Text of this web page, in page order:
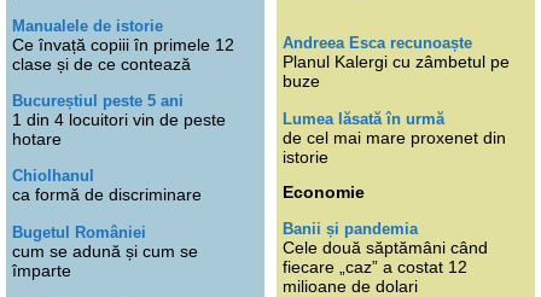
Manualele de istorie
Ce învață copiii în primele 12
clase și de ce contează
Bucureștiul peste 5 ani
1 din 4 locuitori vin de peste
hotare
Chiolhanul
ca formă de discriminare
Bugetul României
cum se adună și cum se
împarte
Andreea Esca recunoaște
Planul Kalergi cu zâmbetul pe
buze
Lumea lăsată în urmă
de cel mai mare proxenet din
istorie
Economie
Banii și pandemia
Cele două săptămâni când
fiecare „caz” a costat 12
milioane de dolari